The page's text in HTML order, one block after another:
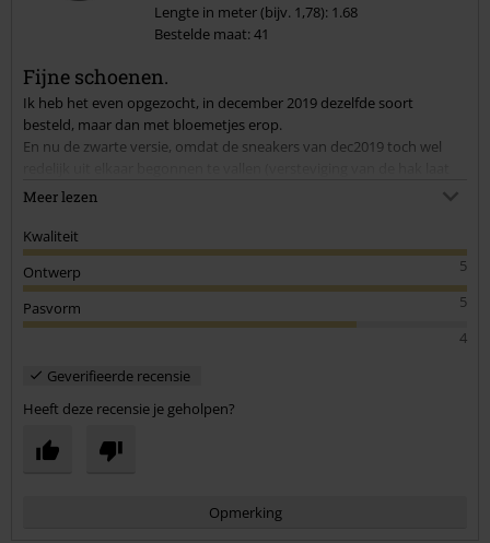
Commentaar versturen
Lengte in meter (bijv. 1,78): 1.68
Bestelde maat: 41
Fijne schoenen.
Ik heb het even opgezocht, in december 2019 dezelfde soort
besteld, maar dan met bloemetjes erop.
En nu de zwarte versie, omdat de sneakers van dec2019 toch wel
aan de binnenkant los, kleine scheurtjes in de zool aan de zijkanten).
Toch anderhalf jaar lang redelijk veel op gelopen! En dat voor die
prijs!
Meer lezen
Kwaliteit
5
Ontwerp
5
Pasvorm
4
Geverifieerde recensie
Heeft deze recensie je geholpen?
Opmerking